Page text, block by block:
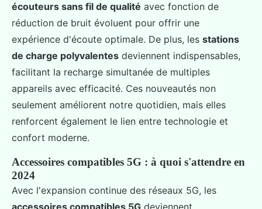
écouteurs sans fil de qualité avec fonction de
réduction de bruit évoluent pour offrir une
expérience d'écoute optimale. De plus, les stations
de charge polyvalentes deviennent indispensables,
facilitant la recharge simultanée de multiples
appareils avec efficacité. Ces nouveautés non
seulement améliorent notre quotidien, mais elles
renforcent également le lien entre technologie et
confort moderne.
Accessoires compatibles 5G : à quoi s'attendre en
2024
Avec l'expansion continue des réseaux 5G, les